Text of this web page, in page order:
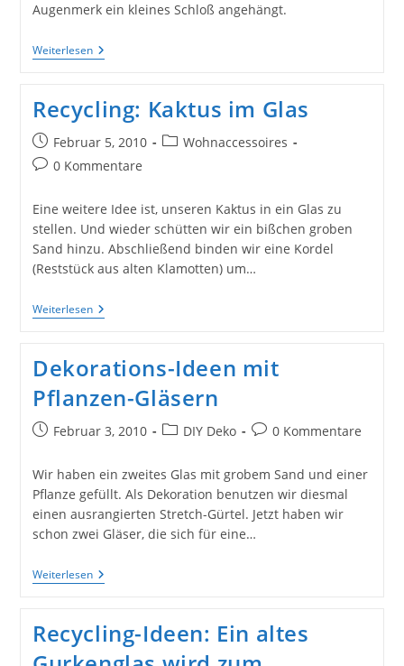
Augenmerk ein kleines Schloß angehängt.
WeiterlesenRecycling:
Glas
Recycling: Kaktus im Glas
Beitrag
veröffentlicht:
Februar 5, 2010
Beitrags-
Wohnaccessoires
Beitrags-
0 Kommentare
Eine weitere Idee ist, unseren Kaktus in ein Glas zu
stellen. Und wieder schütten wir ein bißchen groben
Sand hinzu. Abschließend binden wir eine Kordel
(Reststück aus alten Klamotten) um…
WeiterlesenRecycling:
Kaktus
Dekorations-Ideen mit
Pflanzen-Gläsern
BeitragFebruar 3, 2010
Beitrags-
DIY Deko
Beitrags-
0 Kommentare
Wir haben ein zweites Glas mit grobem Sand und einer
Pflanze gefüllt. Als Dekoration benutzen wir diesmal
einen ausrangierten Stretch-Gürtel. Jetzt haben wir
schon zwei Gläser, die sich für eine…
WeiterlesenDekorations-
Ideen
Gläsern
Recycling-Ideen: Ein altes